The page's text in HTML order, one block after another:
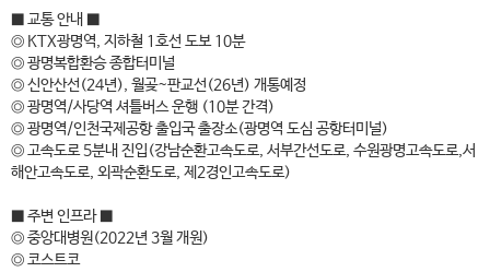
■ 교통 안내 ■
◎ KTX광명역, 지하철 1호선 도보 10분
◎ 광명복합환승 종합터미널
◎ 신안산선(24년), 월곶~판교선(26년) 개통예정
◎ 광명역/사당역 셔틀버스 운행 (10분 간격)
◎ 광명역/인천국제공항 출입국 출장소(광명역 도심 공항터미널)
◎ 고속도로 5분내 진입(강남순환고속도로, 서부간선도로, 수원광명고속도로,서
해안고속도로, 외곽순환도로, 제2경인고속도로)
■ 주변 인프라 ■
◎ 중앙대병원(2022년 3월 개원)
◎ 코스트코